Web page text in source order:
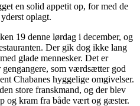
en solid appetit op, for med de
oplagt.
19 denne lørdag i december, og
Der gik dog ikke lang
glade mennesker. Det er
som værdsætter god
Chabanes hyggelige omgivelser.
store franskmand, og der blev
og kram fra både vært og gæster.